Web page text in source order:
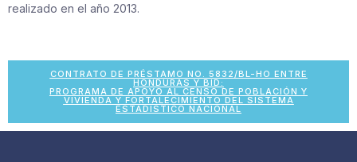
realizado en el año 2013.
CONTRATO DE PRÉSTAMO NO. 5832/BL-HO ENTRE
HONDURAS Y BID:
PROGRAMA DE APOYO AL CENSO DE POBLACIÓN Y
VIVIENDA Y FORTALECIMIENTO DEL SISTEMA
ESTADÍSTICO NACIONAL